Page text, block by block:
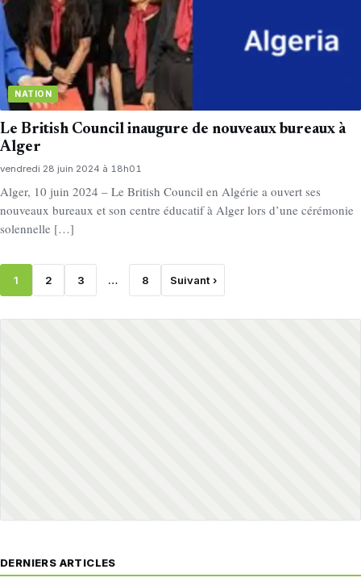
NATION
Le British Council inaugure de nouveaux bureaux à
Alger
vendredi 28 juin 2024 à 18h01
Alger, 10 juin 2024 – Le British Council en Algérie a ouvert ses
nouveaux bureaux et son centre éducatif à Alger lors d’une cérémonie
solennelle […]
1 2 3 … 8 Suivant ›
DERNIERS ARTICLES